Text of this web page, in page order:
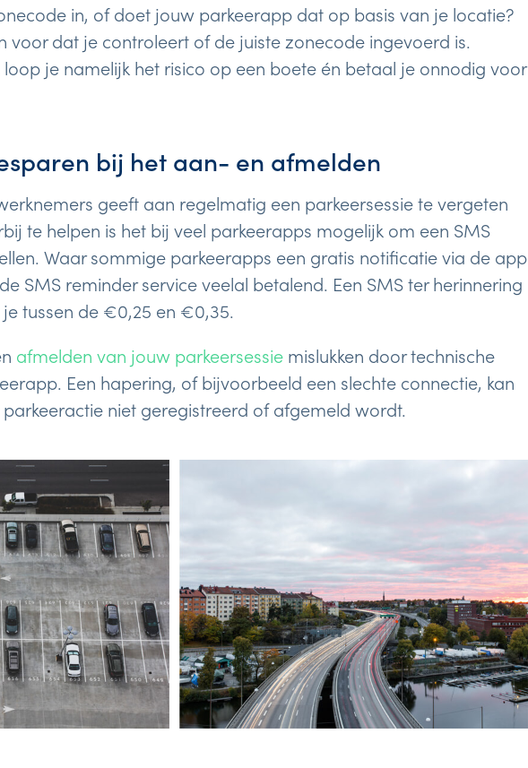
in, of doet jouw parkeerapp dat op basis van je locatie?
voor dat je controleert of de juiste zonecode ingevoerd is.
loop je namelijk het risico op een boete én betaal je onnodig voor
bij het aan- en afmelden
geeft aan regelmatig een parkeersessie te vergeten
te helpen is het bij veel parkeerapps mogelijk om een SMS
Waar sommige parkeerapps een gratis notificatie via de app
SMS reminder service veelal betalend. Een SMS ter herinnering
tussen de €0,25 en €0,35.
afmelden van jouw parkeersessie mislukken door technische
Een hapering, of bijvoorbeeld een slechte connectie, kan
niet geregistreerd of afgemeld wordt.